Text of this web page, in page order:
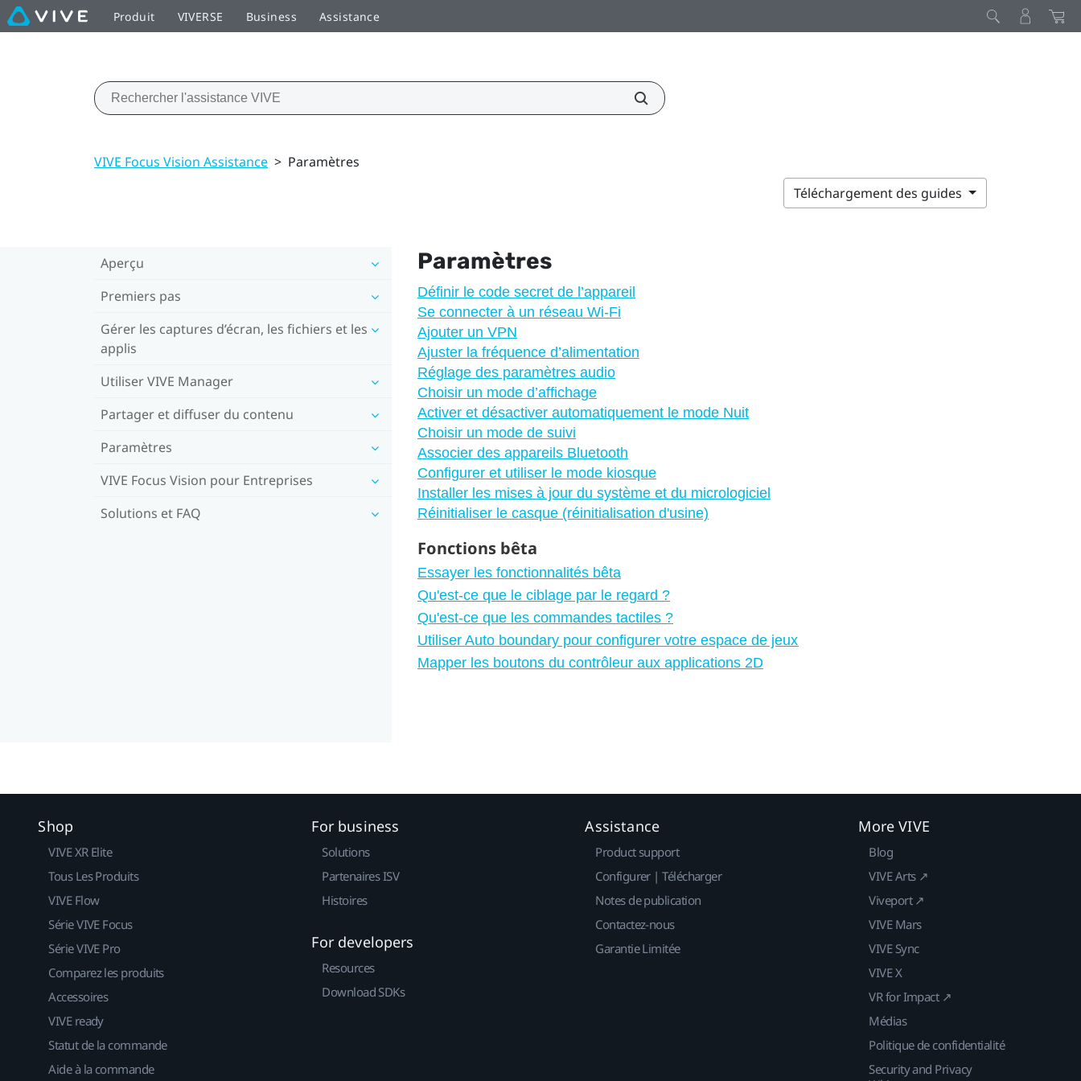
Produit VIVERSE Business Assistance
VIVE Focus Vision Assistance > Paramètres
Téléchargement des guides
Aperçu
Premiers pas
Gérer les captures d’écran, les fichiers et les
applis
Utiliser VIVE Manager
Partager et diffuser du contenu
Paramètres
VIVE Focus Vision pour Entreprises
Solutions et FAQ
Paramètres
Définir le code secret de l’appareil
Se connecter à un réseau Wi-Fi
Ajouter un VPN
Ajuster la fréquence d’alimentation
Réglage des paramètres audio
Choisir un mode d’affichage
Activer et désactiver automatiquement le mode Nuit
Choisir un mode de suivi
Associer des appareils Bluetooth
Configurer et utiliser le mode kiosque
Installer les mises à jour du système et du micrologiciel
Réinitialiser le casque (réinitialisation d'usine)
Fonctions bêta
Essayer les fonctionnalités bêta
Qu'est-ce que le ciblage par le regard ?
Qu'est-ce que les commandes tactiles ?
Utiliser Auto boundary pour configurer votre espace de jeux
Mapper les boutons du contrôleur aux applications 2D
Shop
VIVE XR Elite
Tous Les Produits
VIVE Flow
Série VIVE Focus
Série VIVE Pro
Comparez les produits
Accessoires
VIVE ready
Statut de la commande
Aide à la commande
For business
Solutions
Partenaires ISV
Histoires
For developers
Resources
Download SDKs
Assistance
Product support
Configurer | Télécharger
Notes de publication
Contactez-nous
Garantie Limitée
More VIVE
Blog
VIVE Arts ↗
Viveport ↗
VIVE Mars
VIVE Sync
VIVE X
VR for Impact ↗
Médias
Politique de confidentialité
Security and Privacy